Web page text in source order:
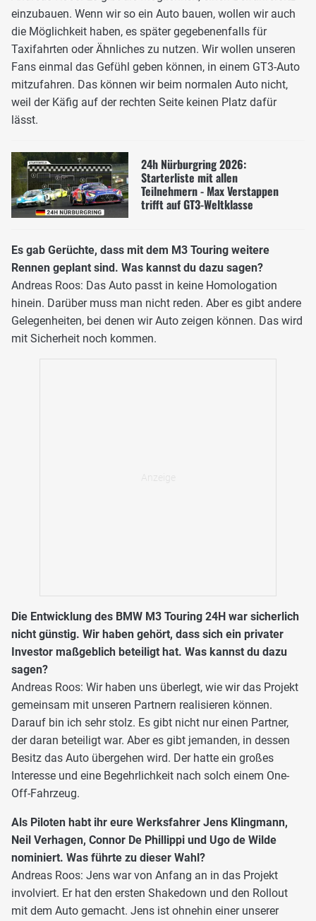
einzubauen. Wenn wir so ein Auto bauen, wollen wir auch
die Möglichkeit haben, es später gegebenenfalls für
Taxifahrten oder Ähnliches zu nutzen. Wir wollen unseren
Fans einmal das Gefühl geben können, in einem GT3-Auto
mitzufahren. Das können wir beim normalen Auto nicht,
weil der Käfig auf der rechten Seite keinen Platz dafür
lässt.
24h Nürburgring 2026:
Starterliste mit allen
Teilnehmern - Max Verstappen
trifft auf GT3-Weltklasse
Es gab Gerüchte, dass mit dem M3 Touring weitere
Rennen geplant sind. Was kannst du dazu sagen?
Andreas Roos: Das Auto passt in keine Homologation
hinein. Darüber muss man nicht reden. Aber es gibt andere
Gelegenheiten, bei denen wir Auto zeigen können. Das wird
mit Sicherheit noch kommen.
Die Entwicklung des BMW M3 Touring 24H war sicherlich
nicht günstig. Wir haben gehört, dass sich ein privater
Investor maßgeblich beteiligt hat. Was kannst du dazu
sagen?
Andreas Roos: Wir haben uns überlegt, wie wir das Projekt
gemeinsam mit unseren Partnern realisieren können.
Darauf bin ich sehr stolz. Es gibt nicht nur einen Partner,
der daran beteiligt war. Aber es gibt jemanden, in dessen
Besitz das Auto übergehen wird. Der hatte ein großes
Interesse und eine Begehrlichkeit nach solch einem One-
Off-Fahrzeug.
Als Piloten habt ihr eure Werksfahrer Jens Klingmann,
Neil Verhagen, Connor De Phillippi und Ugo de Wilde
nominiert. Was führte zu dieser Wahl?
Andreas Roos: Jens war von Anfang an in das Projekt
involviert. Er hat den ersten Shakedown und den Rollout
mit dem Auto gemacht. Jens ist ohnehin einer unserer